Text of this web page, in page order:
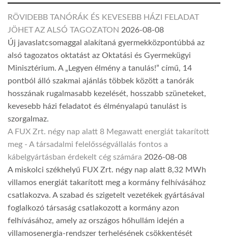
RÖVIDEBB TANÓRÁK ÉS KEVESEBB HÁZI FELADAT
JÖHET AZ ALSÓ TAGOZATON 2026-08-08
Új javaslatcsomaggal alakítaná gyermekközpontúbbá az
alsó tagozatos oktatást az Oktatási és Gyermekügyi
Minisztérium. A „Legyen élmény a tanulás!” című, 14
pontból álló szakmai ajánlás többek között a tanórák
hosszának rugalmasabb kezelését, hosszabb szüneteket,
kevesebb házi feladatot és élményalapú tanulást is
szorgalmaz.
A FUX Zrt. négy nap alatt 8 Megawatt energiát takarított
meg - A társadalmi felelősségvállalás fontos a
kábelgyártásban érdekelt cég számára 2026-08-08
A miskolci székhelyű FUX Zrt. négy nap alatt 8,32 MWh
villamos energiát takarított meg a kormány felhívásához
csatlakozva. A szabad és szigetelt vezetékek gyártásával
foglalkozó társaság csatlakozott a kormány azon
felhívásához, amely az országos hőhullám idején a
villamosenergia-rendszer terhelésének csökkentését